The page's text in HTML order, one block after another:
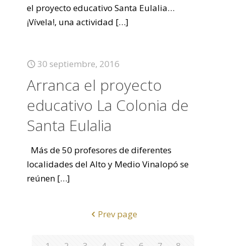
el proyecto educativo Santa Eulalia…
¡Vívela!, una actividad […]
30 septiembre, 2016
Arranca el proyecto
educativo La Colonia de
Santa Eulalia
Más de 50 profesores de diferentes
localidades del Alto y Medio Vinalopó se
reúnen […]
Prev page